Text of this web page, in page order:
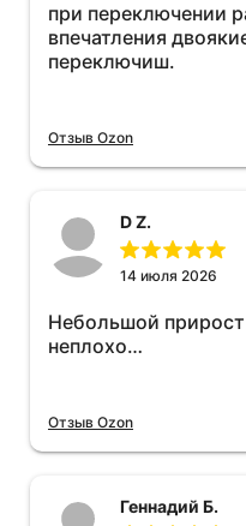
при переключении
впечатления
переключиш.
Отзыв Ozon
D Z.
14 июля 2026
Небольшой
неплохо…
Отзыв Ozon
Геннадий Б.